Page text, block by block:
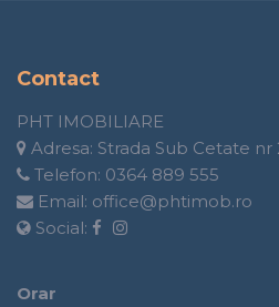
Contact
PHT IMOBILIARE
Adresa: Strada Sub Cetate nr
Telefon: 0364 889 555
Email: office@phtimob.ro
Social:
Orar